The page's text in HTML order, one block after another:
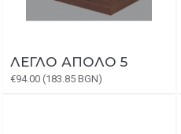
ЛЕГЛО АПОЛО 5
€94.00 (183.85 BGN)